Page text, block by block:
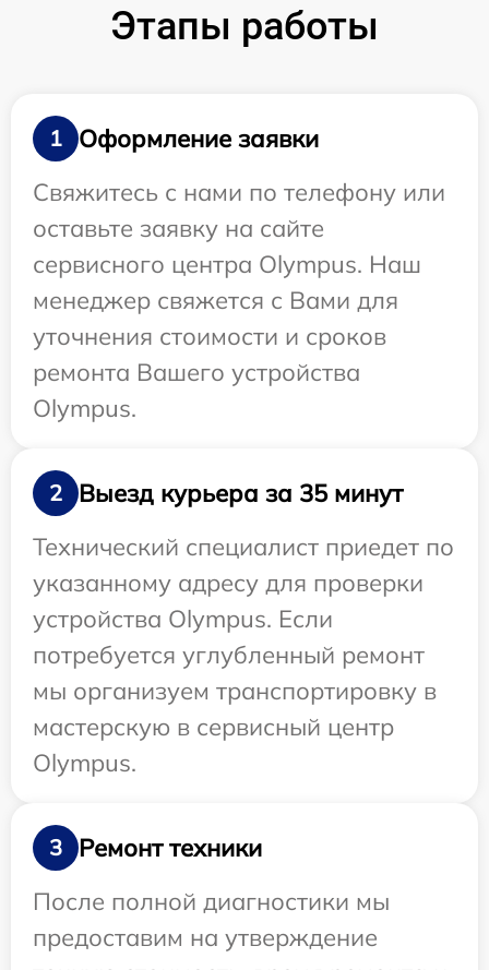
Этапы работы
1
Оформление заявки
Свяжитесь с нами по телефону или
оставьте заявку на сайте
сервисного центра Olympus. Наш
менеджер свяжется с Вами для
уточнения стоимости и сроков
ремонта Вашего устройства
Olympus.
2
Выезд курьера за 35 минут
Технический специалист приедет по
указанному адресу для проверки
устройства Olympus. Если
потребуется углубленный ремонт
мы организуем транспортировку в
мастерскую в сервисный центр
Olympus.
3
Ремонт техники
После полной диагностики мы
предоставим на утверждение